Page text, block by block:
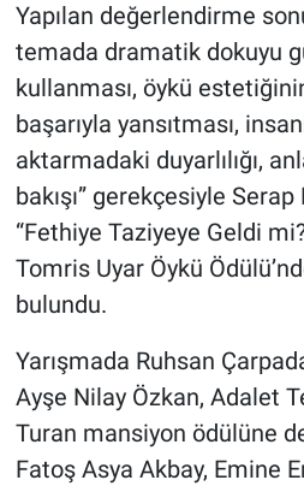
Yapılan değerlendirme
temada dramatik dokuyu
kullanması, öykü
başarıyla yansıtması,
aktarmadaki duyarlılığı,
bakışı” gerekçesiyle
“Fethiye Taziyeye Geldi
Tomris Uyar Öykü
bulundu.
Yarışmada Ruhsan
Ayşe Nilay Özkan, Adalet
Turan mansiyon ödülüne
Fatoş Asya Akbay, Emine